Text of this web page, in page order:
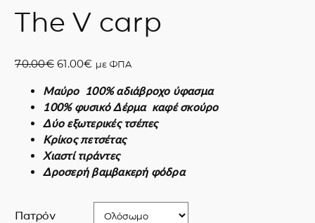
The V carp
70.00€ O
i
g
i
n
a
l
61.00€Η
ρ
έ
χ
ο
υ
σ
με ΦΠΑ
Μαύρο 100% αδιάβροχο ύφασμα
100% φυσικό Δέρμα καφέ σκούρο
Δύο εξωτερικές τσέπες
Κρίκος πετσέτας
Χιαστί τιράντες
Δροσερή βαμβακερή φόδρα
Πατρόν